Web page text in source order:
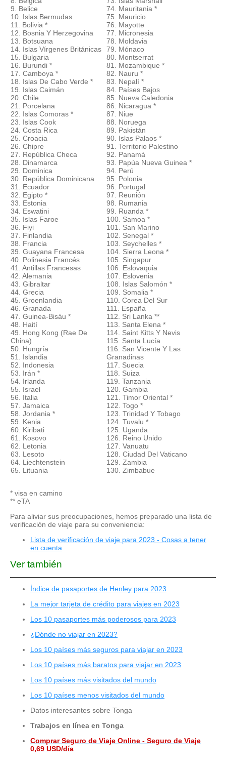
9. Belice
10. Islas Bermudas
11. Bolivia *
12. Bosnia Y Herzegovina
13. Botsuana
14. Islas Vírgenes Británicas
15. Bulgaria
16. Burundi *
17. Camboya *
18. Islas De Cabo Verde *
19. Islas Caimán
20. Chile
21. Porcelana
22. Islas Comoras *
23. Islas Cook
24. Costa Rica
25. Croacia
26. Chipre
27. República Checa
28. Dinamarca
29. Dominica
30. República Dominicana
31. Ecuador
32. Egipto *
33. Estonia
34. Eswatini
35. Islas Faroe
36. Fiyi
37. Finlandia
38. Francia
39. Guayana Francesa
40. Polinesia Francés
41. Antillas Francesas
42. Alemania
43. Gibraltar
44. Grecia
45. Groenlandia
46. Granada
47. Guinea-Bisáu *
48. Haití
49. Hong Kong (Rae De
China)
50. Hungría
51. Islandia
52. Indonesia
53. Irán *
54. Irlanda
55. Israel
56. Italia
57. Jamaica
58. Jordania *
59. Kenia
60. Kiribati
61. Kosovo
62. Letonia
63. Lesoto
64. Liechtenstein
65. Lituania
74. Mauritania *
75. Mauricio
76. Mayotte
77. Micronesia
78. Moldavia
79. Mónaco
80. Montserrat
81. Mozambique *
82. Nauru *
83. Nepalí *
84. Países Bajos
85. Nueva Caledonia
86. Nicaragua *
87. Niue
88. Noruega
89. Pakistán
90. Islas Palaos *
91. Territorio Palestino
92. Panamá
93. Papúa Nueva Guinea *
94. Perú
95. Polonia
96. Portugal
97. Reunión
98. Rumania
99. Ruanda *
100. Samoa *
101. San Marino
102. Senegal *
103. Seychelles *
104. Sierra Leona *
105. Singapur
106. Eslovaquia
107. Eslovenia
108. Islas Salomón *
109. Somalia *
110. Corea Del Sur
111. España
112. Sri Lanka **
113. Santa Elena *
114. Saint Kitts Y Nevis
115. Santa Lucía
116. San Vicente Y Las
Granadinas
117. Suecia
118. Suiza
119. Tanzania
120. Gambia
121. Timor Oriental *
122. Togo *
123. Trinidad Y Tobago
124. Tuvalu *
125. Uganda
126. Reino Unido
127. Vanuatu
128. Ciudad Del Vaticano
129. Zambia
130. Zimbabue
* visa en camino
** eTA
Para aliviar sus preocupaciones, hemos preparado una lista de
verificación de viaje para su conveniencia:
Lista de verificación de viaje para 2023 - Cosas a tener
en cuenta
Ver también
Índice de pasaportes de Henley para 2023
La mejor tarjeta de crédito para viajes en 2023
Los 10 pasaportes más poderosos para 2023
¿Dónde no viajar en 2023?
Los 10 países más seguros para viajar en 2023
Los 10 países más baratos para viajar en 2023
Los 10 países más visitados del mundo
Los 10 países menos visitados del mundo
Datos interesantes sobre Tonga
Trabajos en línea en Tonga
Comprar Seguro de Viaje Online - Seguro de Viaje
0,69 USD/día